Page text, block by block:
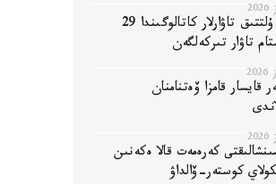
قازاقستاننىڭ ۇلتتىق تاۋارلار كاتالوگىندا 29
تاۋار تىركەلگەن
قايسار قامزا ۆەتنامنان
كەرەمەت قالا ەكەنىن
كوستەر-ۆالداۋ